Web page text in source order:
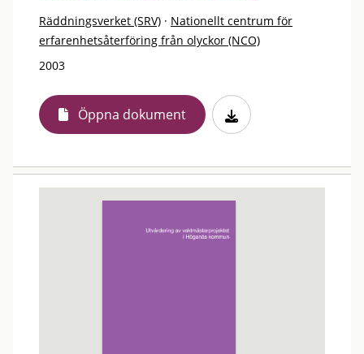
Räddningsverket (SRV) · Nationellt centrum för
erfarenhetsåterföring från olyckor (NCO)
2003
Öppna dokument